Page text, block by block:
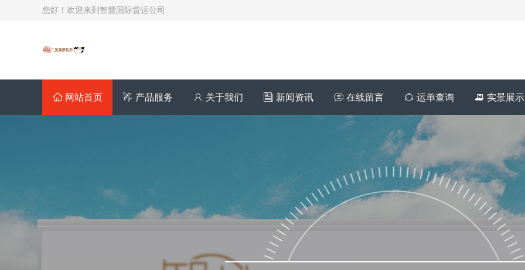
您好！欢迎来到智慧国际货运公司
网站首页 产品服务 关于我们 新闻资讯 在线留言 运单查询 实景展示